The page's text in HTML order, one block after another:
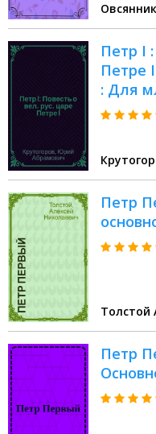
связи
время
Петр I
Петре
: Для
Петр
Толстой
Петр